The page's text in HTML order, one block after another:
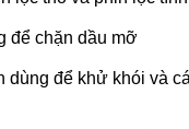
để chặn dầu mỡ
dùng để khử khói và